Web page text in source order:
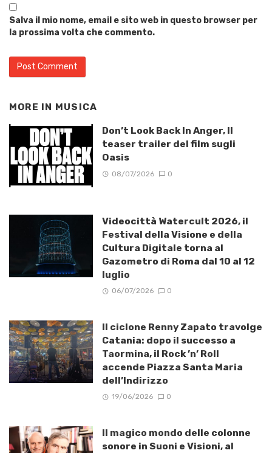
Salva il mio nome, email e sito web in questo browser per
la prossima volta che commento.
MORE IN MUSICA
Don’t Look Back In Anger, Il
teaser trailer del film sugli
Oasis
08/07/2026 0
Videocittà Watercult 2026, il
Festival della Visione e della
Cultura Digitale torna al
Gazometro di Roma dal 10 al 12
luglio
06/07/2026 0
Il ciclone Renny Zapato travolge
Catania: dopo il successo a
Taormina, il Rock ’n’ Roll
accende Piazza Santa Maria
dell’Indirizzo
19/06/2026 0
Il magico mondo delle colonne
sonore in Suoni e Visioni, al